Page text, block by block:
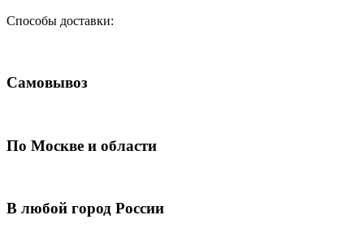
Способы доставки:
Самовывоз
По Москве и области
В любой город России